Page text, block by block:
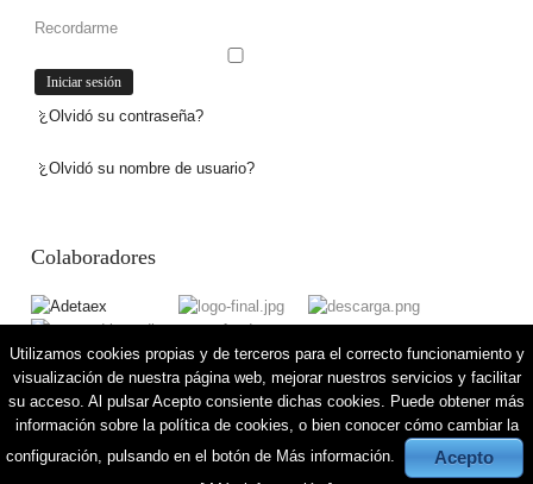
Recordarme
¿Olvidó su contraseña?
¿Olvidó su nombre de usuario?
Colaboradores
Top| + - reset |RTL LTR
info@cometeelmundotca.es|
Utilizamos cookies propias y de terceros para el correcto funcionamiento y
visualización de nuestra página web, mejorar nuestros servicios y facilitar
su acceso. Al pulsar Acepto consiente dichas cookies. Puede obtener más
información sobre la política de cookies, o bien conocer cómo cambiar la
configuración, pulsando en el botón de Más información.
Acepto